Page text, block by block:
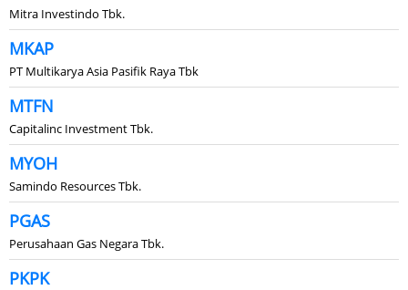
Mitra Investindo Tbk.
MKAP
PT Multikarya Asia Pasifik Raya Tbk
MTFN
Capitalinc Investment Tbk.
MYOH
Samindo Resources Tbk.
PGAS
Perusahaan Gas Negara Tbk.
PKPK